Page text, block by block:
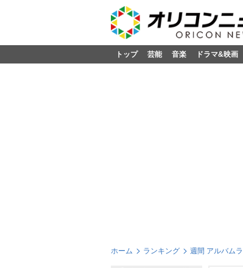
トップ 芸能 音楽 ドラマ&映画
ホーム ランキング 週間 アルバム